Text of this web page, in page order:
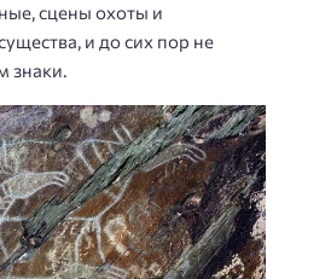
сцены охоты и
и до сих пор не
знаки.